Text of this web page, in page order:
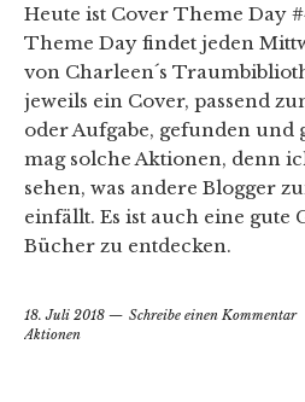
Heute ist Cover Theme Day
Theme Day findet jeden
von Charleen´s
jeweils ein Cover, passend
oder Aufgabe, gefunden und
mag solche Aktionen, denn
sehen, was andere Blogger
einfällt. Es ist auch eine gute
Bücher zu entdecken.
18. Juli 2018
Schreibe einen Kommentar
Aktionen